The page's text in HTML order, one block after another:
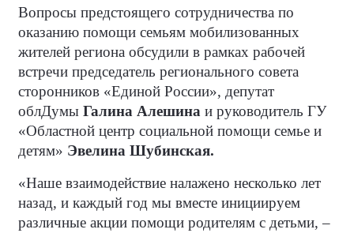
Вопросы предстоящего сотрудничества по
оказанию помощи семьям мобилизованных
жителей региона обсудили в рамках рабочей
встречи председатель регионального совета
сторонников «Единой России», депутат
облДумы Галина Алешина и руководитель ГУ
«Областной центр социальной помощи семье и
детям» Эвелина Шубинская.
«Наше взаимодействие налажено несколько лет
назад, и каждый год мы вместе инициируем
различные акции помощи родителям с детьми, –